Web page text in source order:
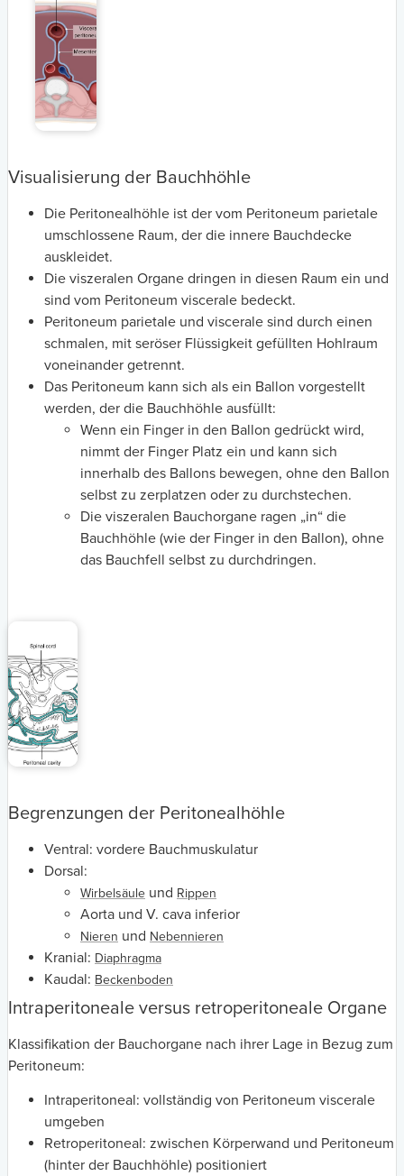
Visualisierung der Bauchhöhle
Die Peritonealhöhle ist der vom Peritoneum parietale
umschlossene Raum, der die innere Bauchdecke
auskleidet.
Die viszeralen Organe dringen in diesen Raum ein und
sind vom Peritoneum viscerale bedeckt.
Peritoneum parietale und viscerale sind durch einen
schmalen, mit seröser Flüssigkeit gefüllten Hohlraum
voneinander getrennt.
Das Peritoneum kann sich als ein Ballon vorgestellt
werden, der die Bauchhöhle ausfüllt:
Wenn ein Finger in den Ballon gedrückt wird,
nimmt der Finger Platz ein und kann sich
innerhalb des Ballons bewegen, ohne den Ballon
selbst zu zerplatzen oder zu durchstechen.
Die viszeralen Bauchorgane ragen „in“ die
Bauchhöhle (wie der Finger in den Ballon), ohne
das Bauchfell selbst zu durchdringen.
Begrenzungen der Peritonealhöhle
Ventral: vordere Bauchmuskulatur
Dorsal:
Wirbelsäule und Rippen
Aorta und V. cava inferior
Nieren und Nebennieren
Kranial: Diaphragma
Kaudal: Beckenboden
Intraperitoneale versus retroperitoneale Organe
Klassifikation der Bauchorgane nach ihrer Lage in Bezug zum
Peritoneum:
Intraperitoneal: vollständig von Peritoneum viscerale
umgeben
Retroperitoneal: zwischen Körperwand und Peritoneum
(hinter der Bauchhöhle) positioniert